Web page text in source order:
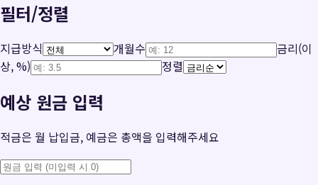
필터/정렬
지급방식 개월수
금리(이
상, %)
정렬
예상 원금 입력
적금은 월 납입금, 예금은 총액을 입력해주세요